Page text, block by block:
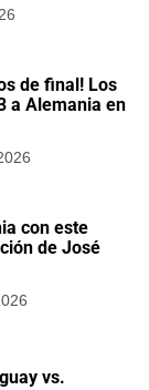
de final! Los
a Alemania en
con este
de José
vs.